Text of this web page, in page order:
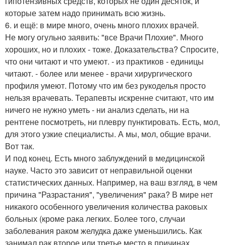
которые затем надо принимать всю жизнь.
6. и ещё: в мире много, очень много плохих врачей.
Не могу огульно заявить: "все Врачи Плохие". Много
хороших, но и плохих - тоже. Доказательства? Спросите,
что они читают и что умеют. - из практиков - единицы
читают. - более или менее - врачи хирургического
профиля умеют. Потому что им без рукоделья просто
нельзя врачевать. Терапевты искренне считают, что им
ничего не нужно уметь - ни анализ сделать, ни на
рентгене посмотреть, ни плевру пунктировать. Есть, мол,
для этого узкие специалисты. А мы, мол, общие врачи.
Вот так.
И под конец. Есть много заблуждений в медицинской
науке. Часто это зависит от неправильной оценки
статистических данных. Например, на ваш взгляд, в чем
причина "Разрастания", "увеличения" рака? В мире нет
никакого особенного увеличения количества раковых
больных (кроме рака легких. Более того, случаи
заболевания раком желудка даже уменьшились. Как
занимал рак второе или третье место в причинах